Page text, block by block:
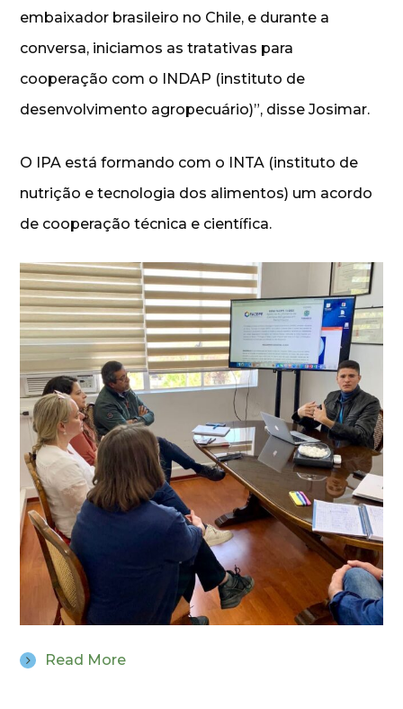
embaixador brasileiro no Chile, e durante a
conversa, iniciamos as tratativas para
cooperação com o INDAP (instituto de
desenvolvimento agropecuário)”, disse Josimar.
O IPA está formando com o INTA (instituto de
nutrição e tecnologia dos alimentos) um acordo
de cooperação técnica e científica.
Read More